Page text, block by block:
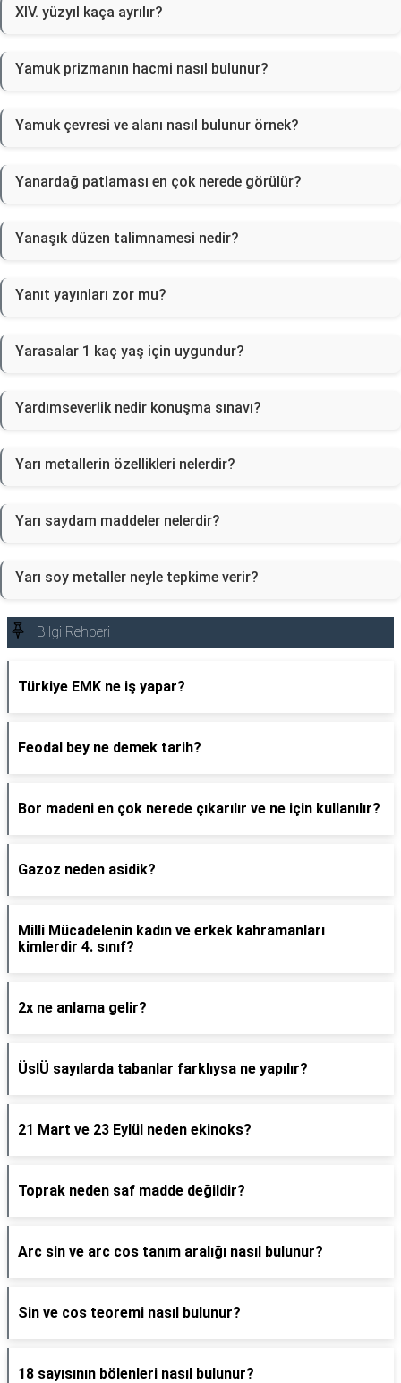
XIV. yüzyıl kaça ayrılır?
Yamuk prizmanın hacmi nasıl bulunur?
Yamuk çevresi ve alanı nasıl bulunur örnek?
Yanardağ patlaması en çok nerede görülür?
Yanaşık düzen talimnamesi nedir?
Yanıt yayınları zor mu?
Yarasalar 1 kaç yaş için uygundur?
Yardımseverlik nedir konuşma sınavı?
Yarı metallerin özellikleri nelerdir?
Yarı saydam maddeler nelerdir?
Yarı soy metaller neyle tepkime verir?
Bilgi Rehberi
Türkiye EMK ne iş yapar?
Feodal bey ne demek tarih?
Bor madeni en çok nerede çıkarılır ve ne için kullanılır?
Gazoz neden asidik?
Milli Mücadelenin kadın ve erkek kahramanları
kimlerdir 4. sınıf?
2x ne anlama gelir?
ÜslÜ sayılarda tabanlar farklıysa ne yapılır?
21 Mart ve 23 Eylül neden ekinoks?
Toprak neden saf madde değildir?
Arc sin ve arc cos tanım aralığı nasıl bulunur?
Sin ve cos teoremi nasıl bulunur?
18 sayısının bölenleri nasıl bulunur?